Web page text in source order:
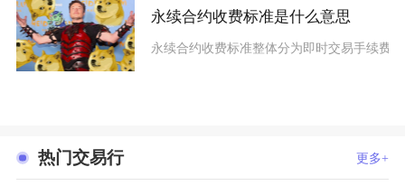
永续合约收费标准是什么意思
永续合约收费标准整体分为即时交易手续费
热门交易行 更多+